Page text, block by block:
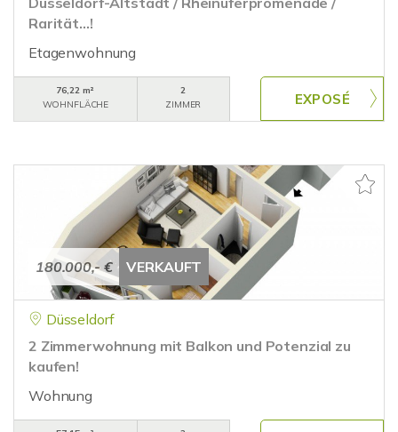
Rarität...!
Etagenwohnung
76,22 m²
WOHNFLÄCHE
2
ZIMMER
180.000,- € VERKAUFT
Düsseldorf
2 Zimmerwohnung mit Balkon und Potenzial zu
kaufen!
Wohnung